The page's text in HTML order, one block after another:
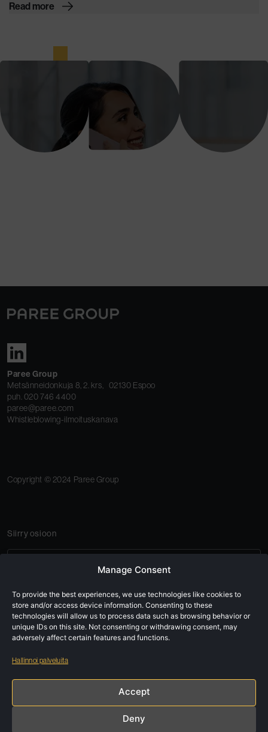
Manage Consent
To provide the best experiences, we use technologies like cookies to
store and/or access device information. Consenting to these
technologies will allow us to process data such as browsing behavior or
unique IDs on this site. Not consenting or withdrawing consent, may
adversely affect certain features and functions.
Hallinnoi palveluita
Accept
Deny
Read more
Tuemme, opastamme ja valmennamme
Paree Group
Metsänneidonkuja 8, 2. krs, 02130 Espoo
puh. 020 746 4400
paree@paree.com
Whistleblowing-ilmoituskanava
Copyright © 2024 Paree Group
Siirry osioon
Vastuullisuus
Tytäryhtiömme
Ura Paree Groupissa